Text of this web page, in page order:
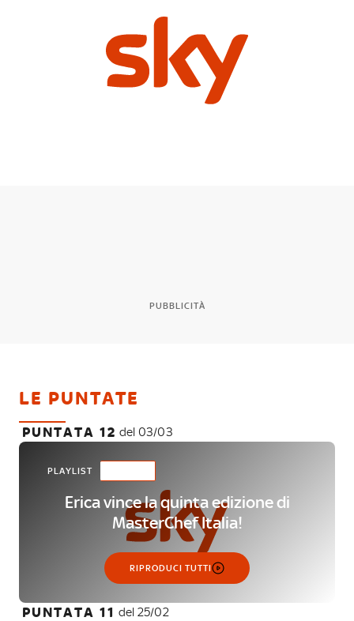
PUBBLICITÀ
LE PUNTATE
PUNTATA 12 del 03/03
PLAYLIST
Erica vince la quinta edizione di
MasterChef Italia!
RIPRODUCI TUTTI
PUNTATA 11 del 25/02